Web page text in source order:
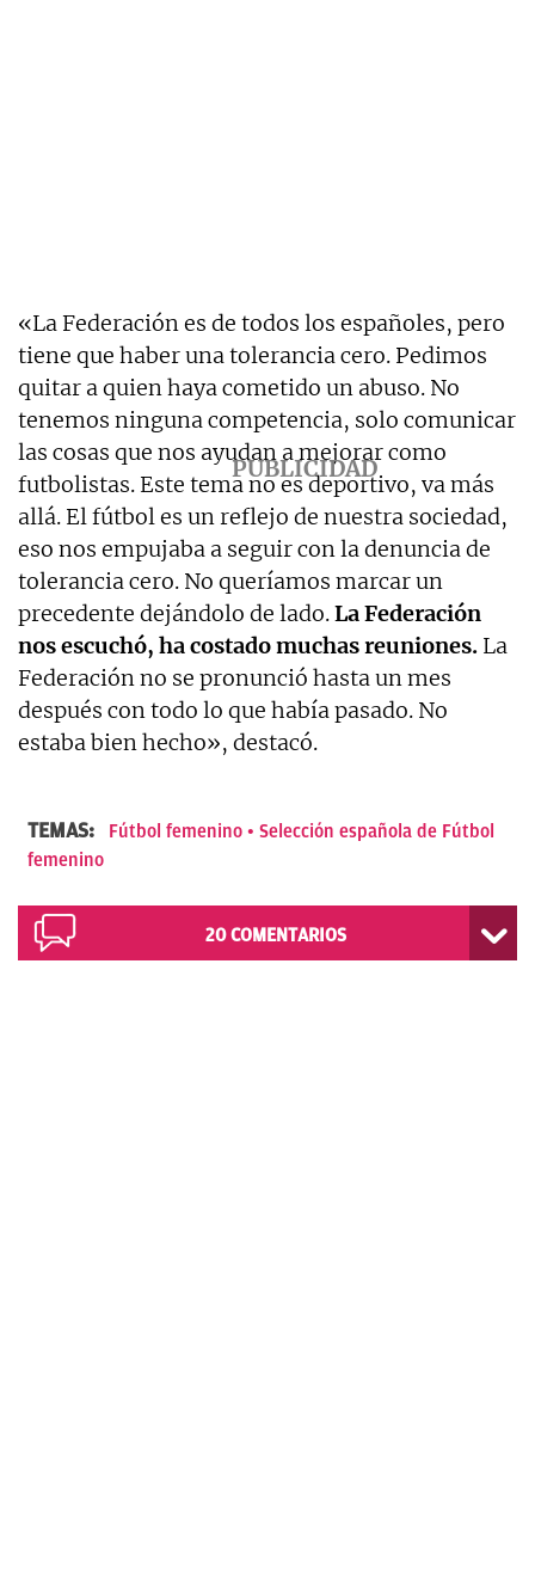
«La Federación es de todos los españoles, pero
tiene que haber una tolerancia cero. Pedimos
quitar a quien haya cometido un abuso. No
tenemos ninguna competencia, solo comunicar
las cosas que nos ayudan a mejorar como
futbolistas. Este tema no es deportivo, va más
allá. El fútbol es un reflejo de nuestra sociedad,
eso nos empujaba a seguir con la denuncia de
tolerancia cero. No queríamos marcar un
precedente dejándolo de lado.La Federación
nos escuchó, ha costado muchas reuniones. La
Federación no se pronunció hasta un mes
después con todo lo que había pasado. No
estaba bien hecho», destacó.
TEMAS: Fútbol femenino
Selección española de Fútbol
femenino
20COMENTARIOS